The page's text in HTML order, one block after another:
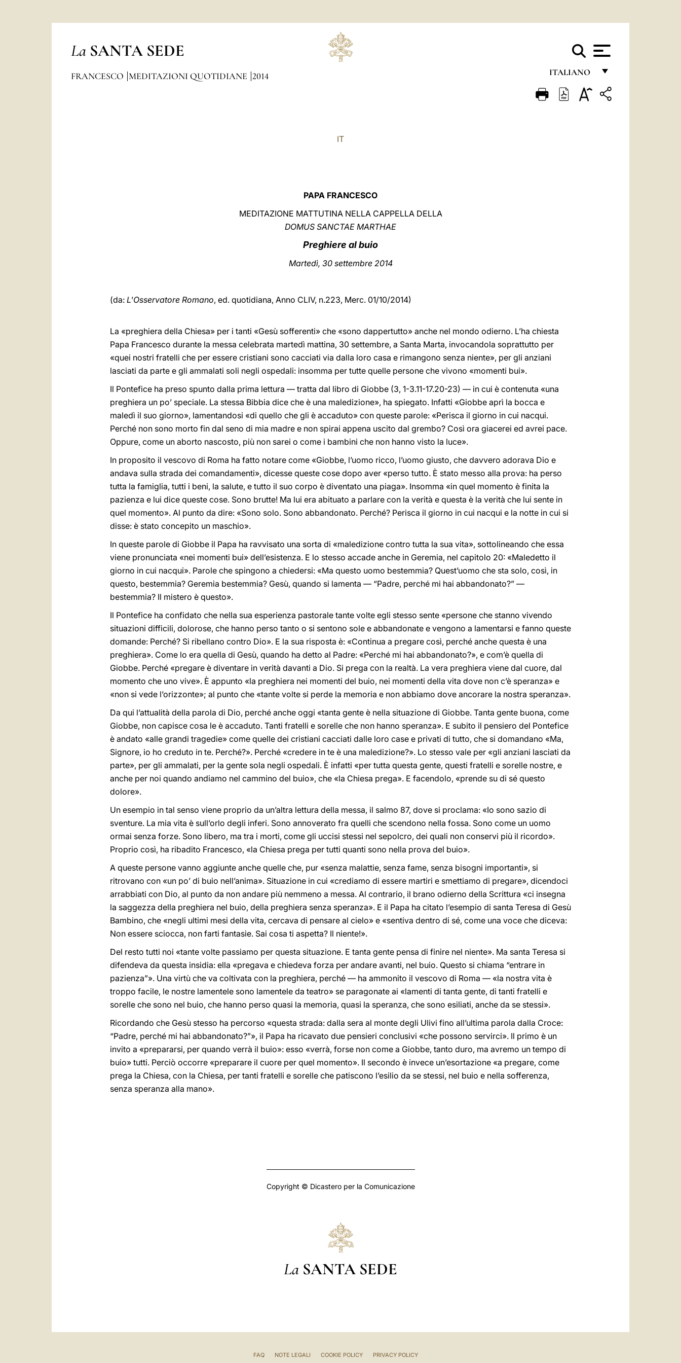
La SANTA SEDE
ITALIANO
FRANÇAIS
FRANCESCO MEDITAZIONI QUOTIDIANE 2014
IT
PAPA FRANCESCO
MEDITAZIONE MATTUTINA NELLA CAPPELLA DELLA
DOMUS SANCTAE MARTHAE
Preghiere al buio
Martedì, 30 settembre 2014
(da: L'Osservatore Romano, ed. quotidiana, Anno CLIV, n.223, Merc. 01/10/2014)
La «preghiera della Chiesa» per i tanti «Gesù sofferenti» che «sono dappertutto» anche nel mondo odierno. L’ha chiesta
Papa Francesco durante la messa celebrata martedì mattina, 30 settembre, a Santa Marta, invocandola soprattutto per
«quei nostri fratelli che per essere cristiani sono cacciati via dalla loro casa e rimangono senza niente», per gli anziani
lasciati da parte e gli ammalati soli negli ospedali: insomma per tutte quelle persone che vivono «momenti bui».
Il Pontefice ha preso spunto dalla prima lettura — tratta dal libro di Giobbe (3, 1-3.11-17.20-23) — in cui è contenuta «una
preghiera un po’ speciale. La stessa Bibbia dice che è una maledizione», ha spiegato. Infatti «Giobbe aprì la bocca e
maledì il suo giorno», lamentandosi «di quello che gli è accaduto» con queste parole: «Perisca il giorno in cui nacqui.
Perché non sono morto fin dal seno di mia madre e non spirai appena uscito dal grembo? Così ora giacerei ed avrei pace.
Oppure, come un aborto nascosto, più non sarei o come i bambini che non hanno visto la luce».
In proposito il vescovo di Roma ha fatto notare come «Giobbe, l’uomo ricco, l’uomo giusto, che davvero adorava Dio e
andava sulla strada dei comandamenti», dicesse queste cose dopo aver «perso tutto. È stato messo alla prova: ha perso
tutta la famiglia, tutti i beni, la salute, e tutto il suo corpo è diventato una piaga». Insomma «in quel momento è finita la
pazienza e lui dice queste cose. Sono brutte! Ma lui era abituato a parlare con la verità e questa è la verità che lui sente in
quel momento». Al punto da dire: «Sono solo. Sono abbandonato. Perché? Perisca il giorno in cui nacqui e la notte in cui si
disse: è stato concepito un maschio».
In queste parole di Giobbe il Papa ha ravvisato una sorta di «maledizione contro tutta la sua vita», sottolineando che essa
viene pronunciata «nei momenti bui» dell’esistenza. E lo stesso accade anche in Geremia, nel capitolo 20: «Maledetto il
giorno in cui nacqui». Parole che spingono a chiedersi: «Ma questo uomo bestemmia? Quest’uomo che sta solo, così, in
questo, bestemmia? Geremia bestemmia? Gesù, quando si lamenta — “Padre, perché mi hai abbandonato?” —
bestemmia? Il mistero è questo».
Il Pontefice ha confidato che nella sua esperienza pastorale tante volte egli stesso sente «persone che stanno vivendo
situazioni difficili, dolorose, che hanno perso tanto o si sentono sole e abbandonate e vengono a lamentarsi e fanno queste
domande: Perché? Si ribellano contro Dio». E la sua risposta è: «Continua a pregare così, perché anche questa è una
preghiera». Come lo era quella di Gesù, quando ha detto al Padre: «Perché mi hai abbandonato?», e com’è quella di
Giobbe. Perché «pregare è diventare in verità davanti a Dio. Si prega con la realtà. La vera preghiera viene dal cuore, dal
momento che uno vive». È appunto «la preghiera nei momenti del buio, nei momenti della vita dove non c’è speranza» e
«non si vede l’orizzonte»; al punto che «tante volte si perde la memoria e non abbiamo dove ancorare la nostra speranza».
Da qui l’attualità della parola di Dio, perché anche oggi «tanta gente è nella situazione di Giobbe. Tanta gente buona, come
Giobbe, non capisce cosa le è accaduto. Tanti fratelli e sorelle che non hanno speranza». E subito il pensiero del Pontefice
è andato «alle grandi tragedie» come quelle dei cristiani cacciati dalle loro case e privati di tutto, che si domandano «Ma,
Signore, io ho creduto in te. Perché?». Perché «credere in te è una maledizione?». Lo stesso vale per «gli anziani lasciati da
parte», per gli ammalati, per la gente sola negli ospedali. È infatti «per tutta questa gente, questi fratelli e sorelle nostre, e
anche per noi quando andiamo nel cammino del buio», che «la Chiesa prega». E facendolo, «prende su di sé questo
dolore».
Un esempio in tal senso viene proprio da un’altra lettura della messa, il salmo 87, dove si proclama: «Io sono sazio di
sventure. La mia vita è sull’orlo degli inferi. Sono annoverato fra quelli che scendono nella fossa. Sono come un uomo
ormai senza forze. Sono libero, ma tra i morti, come gli uccisi stessi nel sepolcro, dei quali non conservi più il ricordo».
Proprio così, ha ribadito Francesco, «la Chiesa prega per tutti quanti sono nella prova del buio».
A queste persone vanno aggiunte anche quelle che, pur «senza malattie, senza fame, senza bisogni importanti», si
ritrovano con «un po’ di buio nell’anima». Situazione in cui «crediamo di essere martiri e smettiamo di pregare», dicendoci
arrabbiati con Dio, al punto da non andare più nemmeno a messa. Al contrario, il brano odierno della Scrittura «ci insegna
la saggezza della preghiera nel buio, della preghiera senza speranza». E il Papa ha citato l’esempio di santa Teresa di Gesù
Bambino, che «negli ultimi mesi della vita, cercava di pensare al cielo» e «sentiva dentro di sé, come una voce che diceva:
Non essere sciocca, non farti fantasie. Sai cosa ti aspetta? Il niente!».
Del resto tutti noi «tante volte passiamo per questa situazione. E tanta gente pensa di finire nel niente». Ma santa Teresa si
difendeva da questa insidia: ella «pregava e chiedeva forza per andare avanti, nel buio. Questo si chiama “entrare in
pazienza”». Una virtù che va coltivata con la preghiera, perché — ha ammonito il vescovo di Roma — «la nostra vita è
troppo facile, le nostre lamentele sono lamentele da teatro» se paragonate ai «lamenti di tanta gente, di tanti fratelli e
sorelle che sono nel buio, che hanno perso quasi la memoria, quasi la speranza, che sono esiliati, anche da se stessi».
Ricordando che Gesù stesso ha percorso «questa strada: dalla sera al monte degli Ulivi fino all’ultima parola dalla Croce:
“Padre, perché mi hai abbandonato?”», il Papa ha ricavato due pensieri conclusivi «che possono servirci». Il primo è un
invito a «prepararsi, per quando verrà il buio»: esso «verrà, forse non come a Giobbe, tanto duro, ma avremo un tempo di
buio» tutti. Perciò occorre «preparare il cuore per quel momento». Il secondo è invece un’esortazione «a pregare, come
prega la Chiesa, con la Chiesa, per tanti fratelli e sorelle che patiscono l’esilio da se stessi, nel buio e nella sofferenza,
senza speranza alla mano».
Copyright © Dicastero per la Comunicazione
La SANTA SEDE
FAQ NOTE LEGALI COOKIE POLICY PRIVACY POLICY